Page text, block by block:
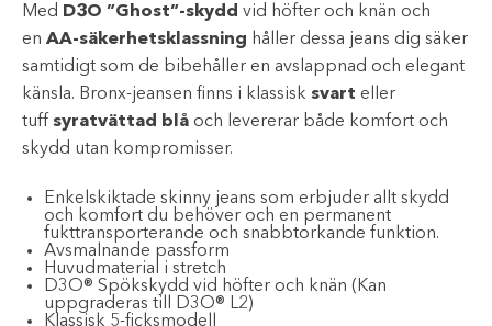
Med D3O ”Ghost”-skydd vid höfter och knän och
en AA-säkerhetsklassning håller dessa jeans dig säker
samtidigt som de bibehåller en avslappnad och elegant
känsla. Bronx-jeansen finns i klassisk svart eller
tuff syratvättad blå och levererar både komfort och
skydd utan kompromisser.
Enkelskiktade skinny jeans som erbjuder allt skydd
och komfort du behöver och en permanent
fukttransporterande och snabbtorkande funktion.
Avsmalnande passform
Huvudmaterial i stretch
D3O® Spökskydd vid höfter och knän (Kan
uppgraderas till D3O® L2)
Klassisk 5-ficksmodell